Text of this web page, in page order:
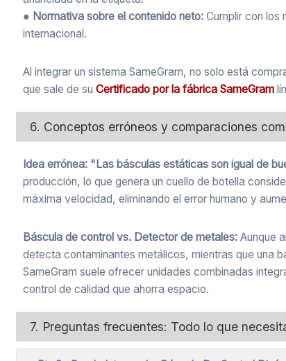
● Normativa sobre el contenido neto: Cumplir con los
internacional.
Al integrar un sistema SameGram, no solo está
que sale de suCertificado por la fábrica SameGram
6. Conceptos erróneos y comparaciones
Idea errónea: "Las básculas estáticas son igual de
producción, lo que genera un cuello de botella
máxima velocidad, eliminando el error humano y
Báscula de control vs. Detector de metales: Aunque
detecta contaminantes metálicos, mientras que una
SameGram suele ofrecer unidades combinadas
control de calidad que ahorra espacio.
7. Preguntas frecuentes: Todo lo que